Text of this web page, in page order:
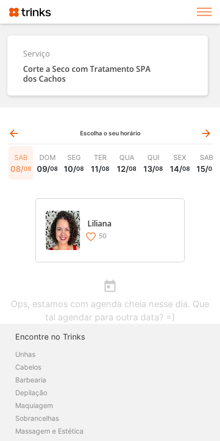
Serviço
Corte a Seco com Tratamento SPA
dos Cachos
arrow_back Escolha o seu horário arrow_forward
SAB
08/08
DOM
09/08
SEG
10/08
TER
11/08
QUA
12/08
QUI
13/08
SEX
14/08
SAB
15/08
Liliana
favorite_border 50
today
Ops, estamos com agenda cheia nesse dia. Que
tal agendar para outra data? =)
Encontre no Trinks
Unhas
Cabelos
Barbearia
Depilação
Maquiagem
Sobrancelhas
Massagem e Estética